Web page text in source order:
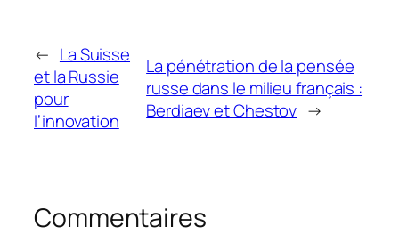
← La Suisse
et la Russie
pour
l’innovation
La pénétration de la pensée
russe dans le milieu français :
Berdiaev et Chestov →
Commentaires